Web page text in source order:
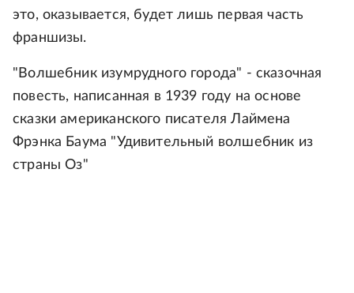
это, оказывается, будет лишь первая часть
франшизы.
"Волшебник изумрудного города" - сказочная
повесть, написанная в 1939 году на основе
сказки американского писателя Лаймена
Фрэнка Баума "Удивительный волшебник из
страны Оз"